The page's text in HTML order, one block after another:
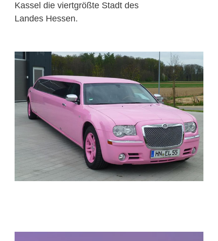
Kassel die viertgrößte Stadt des
Landes Hessen.